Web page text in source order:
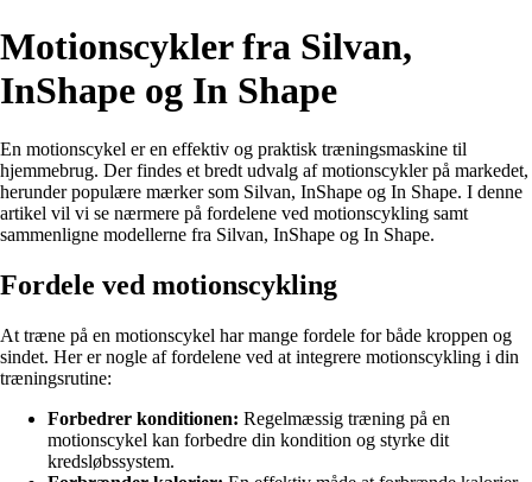
Motionscykler fra Silvan,
InShape og In Shape
En motionscykel er en effektiv og praktisk træningsmaskine til
hjemmebrug. Der findes et bredt udvalg af motionscykler på markedet,
herunder populære mærker som Silvan, InShape og In Shape. I denne
artikel vil vi se nærmere på fordelene ved motionscykling samt
sammenligne modellerne fra Silvan, InShape og In Shape.
Fordele ved motionscykling
At træne på en motionscykel har mange fordele for både kroppen og
sindet. Her er nogle af fordelene ved at integrere motionscykling i din
træningsrutine:
Forbedrer konditionen: Regelmæssig træning på en
motionscykel kan forbedre din kondition og styrke dit
kredsløbssystem.